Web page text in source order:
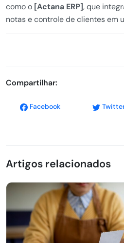
como o [Actana ERP], que
notas e controle de clientes em
Compartilhar:
Facebook
Artigos relacionados